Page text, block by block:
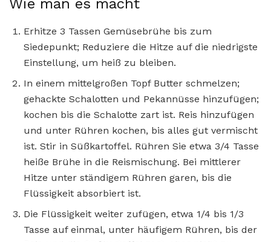
Erhitze 3 Tassen Gemüsebrühe bis zum
Siedepunkt; Reduziere die Hitze auf die niedrigste
Einstellung, um heiß zu bleiben.
In einem mittelgroßen Topf Butter schmelzen;
gehackte Schalotten und Pekannüsse hinzufügen;
kochen bis die Schalotte zart ist. Reis hinzufügen
und unter Rühren kochen, bis alles gut vermischt
ist. Stir in Süßkartoffel. Rühren Sie etwa 3/4 Tasse
heiße Brühe in die Reismischung. Bei mittlerer
Hitze unter ständigem Rühren garen, bis die
Flüssigkeit absorbiert ist.
Die Flüssigkeit weiter zufügen, etwa 1/4 bis 1/3
Tasse auf einmal, unter häufigem Rühren, bis der